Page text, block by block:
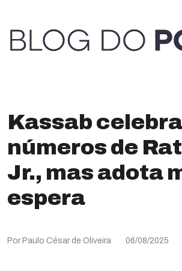
Kassab celebra
números de
Jr., mas adota
espera
Por Paulo César de Oliveira 06/08/2025